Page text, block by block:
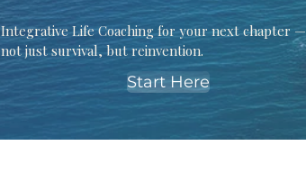
Integrative Life Coaching for your next chapter —
not just survival, but reinvention.
Start Here